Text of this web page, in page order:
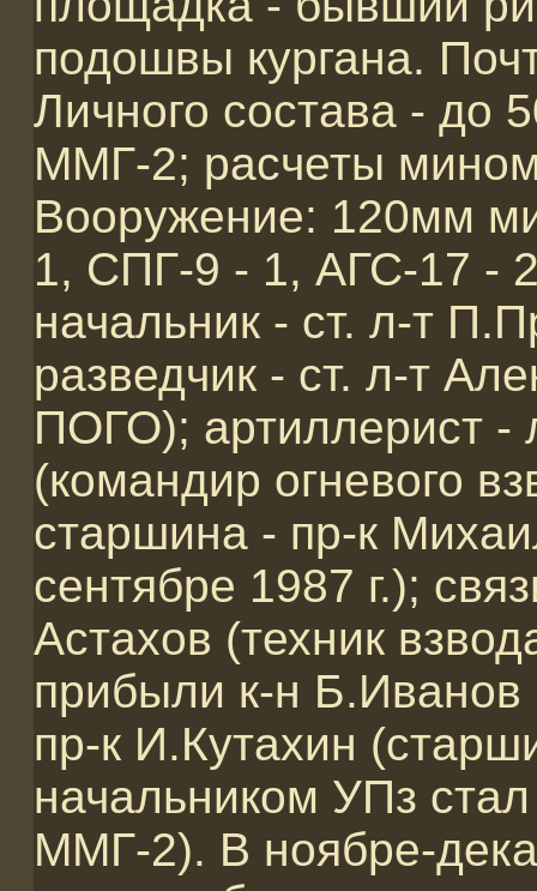
подошвы кургана.
Личного состава - до
ММГ-2; расчеты
Вооружение: 120мм
1, СПГ-9 - 1, АГС-17 -
начальник - ст. л-т
разведчик - ст. л-т
ПОГО); артиллерист -
(командир огневого
старшина - пр-к
сентябре 1987 г.);
Астахов (техник
прибыли к-н
пр-к И.Кутахин
начальником УПз
ММГ-2). В ноябре-